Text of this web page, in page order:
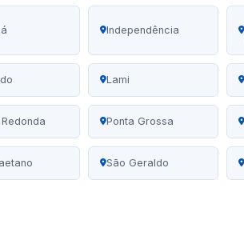
Independência
Lami
Ponta Grossa
São Geraldo